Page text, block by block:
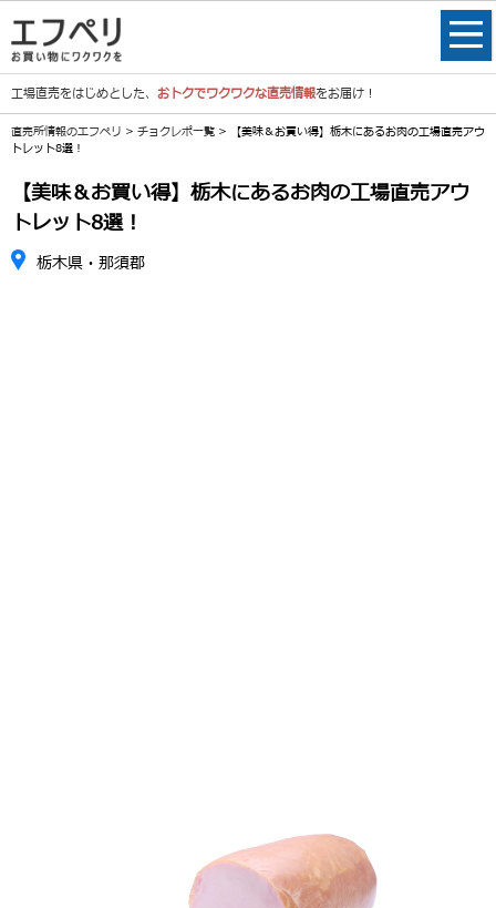
工場直売をはじめとした、 おトクでワクワクな直売情報をお届け！
直売所情報のエフペリ > チョクレポ一覧 > 【美味＆お買い得】栃木にあるお肉の工場直売アウ
トレット8選！
【美味＆お買い得】栃木にあるお肉の工場直売アウ
トレット8選！
栃木県・那須郡